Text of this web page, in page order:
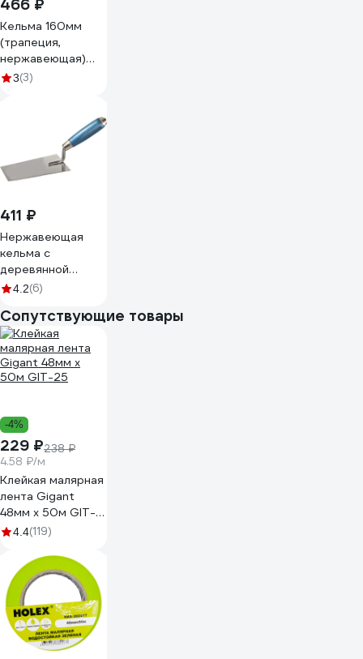
466 ₽
Кельма 160мм
(трапеция,
нержавеющая)
Biber 35412
3(3)
411 ₽
Нержавеющая
кельма с
деревянной
ручкой (трапеция)
050-0200 26243
4.2(6)
Сопутствующие товары
-4%
229 ₽238 ₽
4.58 ₽/м
Клейкая малярная
лента Gigant
48мм x 50м GIT-
254.4(119)